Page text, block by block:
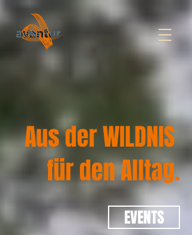
Aus der WILDNIS
für den Alltag.
EVENTS